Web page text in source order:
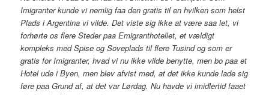
Imigranter kunde vi nemlig faa den gratis til en hvilken som helst
Plads i Argentina vi vilde. Det viste sig ikke at være saa let, vi
forhørte os flere Steder paa Emigranthotellet, et vældigt
kompleks med Spise og Soveplads til flere Tusind og som er
gratis for Imigranter, hvad vi nu ikke vilde benytte, men bo paa et
Hotel ude i Byen, men blev afvist med, at det ikke kunde lade sig
føre paa Grund af, at det var Lørdag. Nu havde vi imidlertid faaet